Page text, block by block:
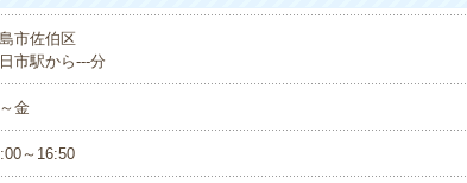
市佐伯区
市駅から---分
金
～16:50